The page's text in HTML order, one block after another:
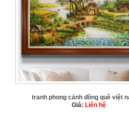
tranh phong cảnh đồng quê việt
Giá: Liên hệ